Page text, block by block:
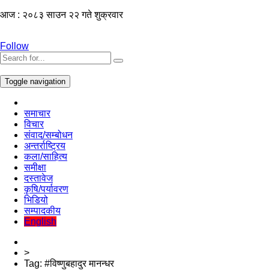
आज : २०८३ साउन २२ गते शुक्रवार
Follow
Toggle navigation
समाचार
विचार
संवाद/सम्बोधन
अन्तर्राष्ट्रिय
कला/साहित्य
समीक्षा
दस्तावेज
कृषि/पर्यावरण
भिडियो
सम्पादकीय
English
>
Tag: #विष्णुबहादुर मानन्धर